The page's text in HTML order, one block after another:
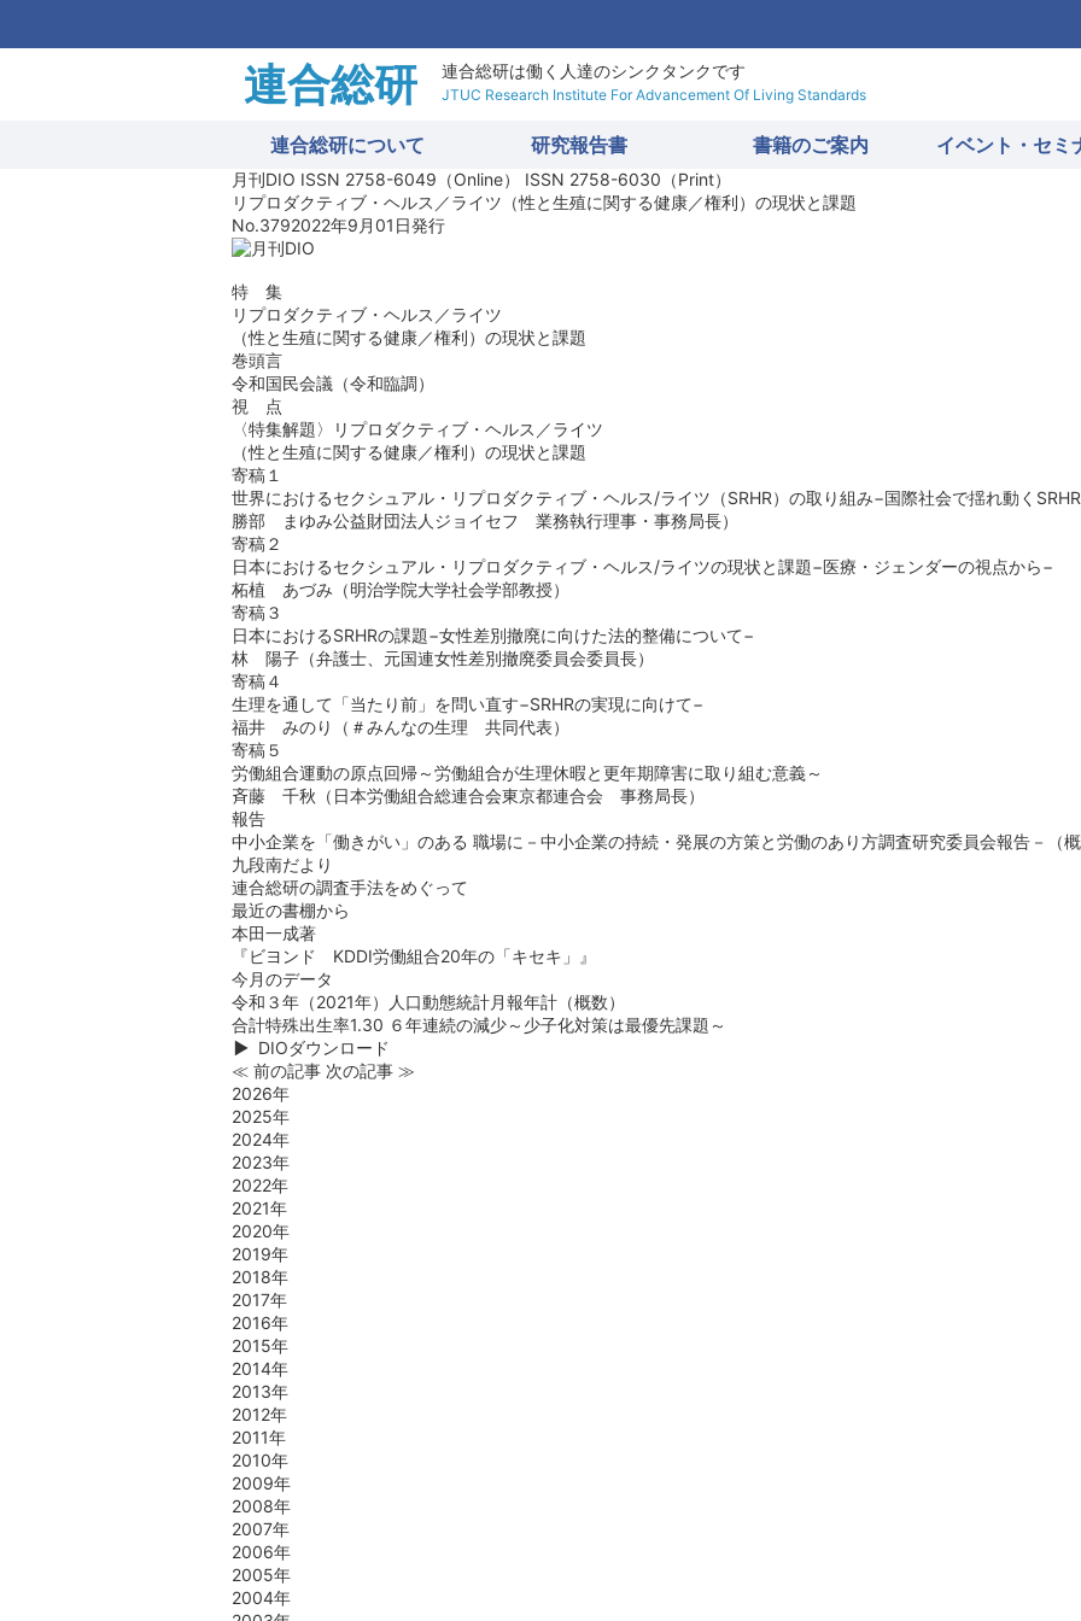
連合総研 連合総研は働く人達のシンクタンクです
JTUC Research Institute For Advancement Of Living Standards
連合総研について 研究報告書 書籍のご案内 イベント・セミ
月刊DIO ISSN 2758-6049（Online）
ISSN 2758-6030（Print）
リプロダクティブ・ヘルス／ライツ（性と生殖に関する健康／権利）の現状と課題
No.3792022年9月01日発行
特 集
リプロダクティブ・ヘルス／ライツ
（性と生殖に関する健康／権利）の現状と課題
巻頭言
令和国民会議（令和臨調）
視 点
〈特集解題〉リプロダクティブ・ヘルス／ライツ
（性と生殖に関する健康／権利）の現状と課題
寄稿１
世界におけるセクシュアル・リプロダクティブ・ヘルス/ライツ（SRHR）の取り組み−国際社会で揺れ動く
勝部 まゆみ公益財団法人ジョイセフ 業務執行理事・事務局長）
寄稿２
日本におけるセクシュアル・リプロダクティブ・ヘルス/ライツの現状と課題−医療・ジェンダーの視点から−
柘植 あづみ（明治学院大学社会学部教授）
寄稿３
日本におけるSRHRの課題−女性差別撤廃に向けた法的整備について−
林 陽子（弁護士、元国連女性差別撤廃委員会委員長）
寄稿４
生理を通して「当たり前」を問い直す−SRHRの実現に向けて−
福井 みのり（＃みんなの生理 共同代表）
寄稿５
労働組合運動の原点回帰～労働組合が生理休暇と更年期障害に取り組む意義～
斉藤 千秋（日本労働組合総連合会東京都連合会 事務局長）
報告
中小企業を「働きがい」のある 職場に－中小企業の持続・発展の方策と労働のあり方調査研究委員会報告－（
九段南だより
連合総研の調査手法をめぐって
最近の書棚から
本田一成著
『ビヨンド KDDI労働組合20年の「キセキ」』
今月のデータ
令和３年（2021年）人口動態統計月報年計（概数）
合計特殊出生率1.30 ６年連続の減少～少子化対策は最優先課題～
DIOダウンロード
≪ 前の記事 次の記事 ≫
2026年
2025年
2024年
2023年
2022年
2021年
2020年
2019年
2018年
2017年
2016年
2015年
2014年
2013年
2012年
2011年
2010年
2009年
2008年
2007年
2006年
2005年
2004年